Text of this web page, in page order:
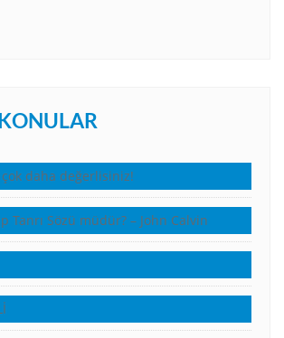
daha değerlisiniz!
Tanrı Sözü müdür? – John Calvin